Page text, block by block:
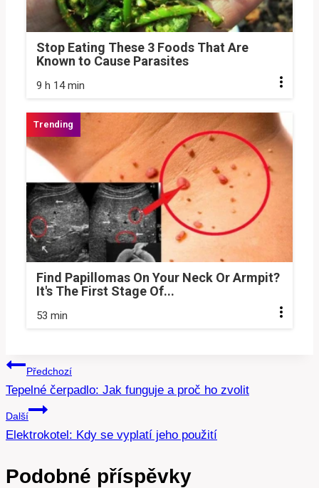
Stop Eating These 3 Foods That Are
Known to Cause Parasites
9 h 14 min
Find Papillomas On Your Neck Or Armpit?
It's The First Stage Of...
53 min
Navigace
pro
příspěvek
Předchozí
Tepelné čerpadlo: Jak funguje a proč ho zvolit
Další
Elektrokotel: Kdy se vyplatí jeho použití
Podobné příspěvky